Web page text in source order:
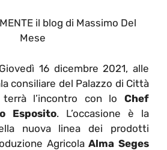
il blog di Massimo Del
Mese
16 dicembre 2021, alle
consiliare del Palazzo di Città
l’incontro con lo Chef
Esposito. L’occasione è la
nuova linea dei prodotti
AgricolaAlma Seges